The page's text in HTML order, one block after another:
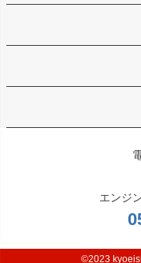
エンジ
©2023